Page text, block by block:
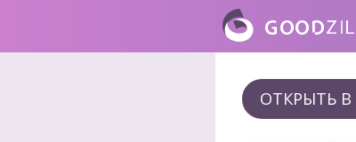
ОТКРЫТЬ В